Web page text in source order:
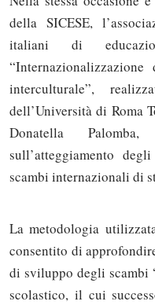
della SICESE,
italiani di
interculturale”,
dell’Università di Roma
Donatella
sull’atteggiamento
scambi internazionali di
La metodologia
consentito di
di sviluppo degli
scolastico, il cui